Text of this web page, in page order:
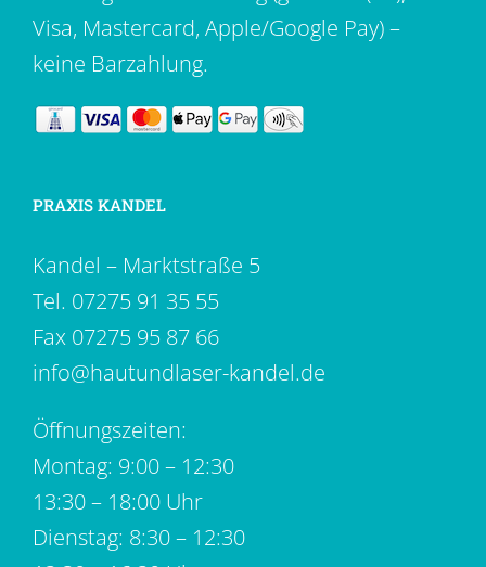
Visa, Mastercard, Apple/Google Pay) –
keine Barzahlung.
PRAXIS KANDEL
Kandel – Marktstraße 5
Tel. 07275 91 35 55
Fax 07275 95 87 66
info@hautundlaser-kandel.de
Öffnungszeiten:
Montag: 9:00 – 12:30
13:30 – 18:00 Uhr
Dienstag: 8:30 – 12:30